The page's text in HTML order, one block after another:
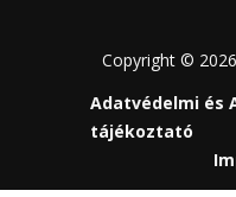
Copyright ©
Adatvédelmi és
tájékoztató